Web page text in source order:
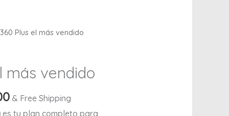
Plus el más vendido
más vendido
Current
$1,229.00.
& Free Shipping
es tu plan completo para